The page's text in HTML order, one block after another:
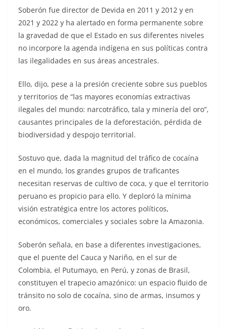
Soberón fue director de Devida en 2011 y 2012 y en
2021 y 2022 y ha alertado en forma permanente sobre
la gravedad de que el Estado en sus diferentes niveles
no incorpore la agenda indígena en sus políticas contra
las ilegalidades en sus áreas ancestrales.
Ello, dijo, pese a la presión creciente sobre sus pueblos
y territorios de “las mayores economías extractivas
ilegales del mundo: narcotráfico, tala y minería del oro”,
causantes principales de la deforestación, pérdida de
biodiversidad y despojo territorial.
Sostuvo que, dada la magnitud del tráfico de cocaína
en el mundo, los grandes grupos de traficantes
necesitan reservas de cultivo de coca, y que el territorio
peruano es propicio para ello. Y deploró la mínima
visión estratégica entre los actores políticos,
económicos, comerciales y sociales sobre la Amazonia.
Soberón señala, en base a diferentes investigaciones,
que el puente del Cauca y Nariño, en el sur de
Colombia, el Putumayo, en Perú, y zonas de Brasil,
constituyen el trapecio amazónico: un espacio fluido de
tránsito no solo de cocaína, sino de armas, insumos y
oro.